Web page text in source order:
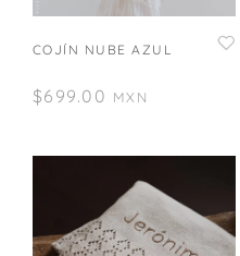
COJÍN NUBE AZUL
$699.00 MXN